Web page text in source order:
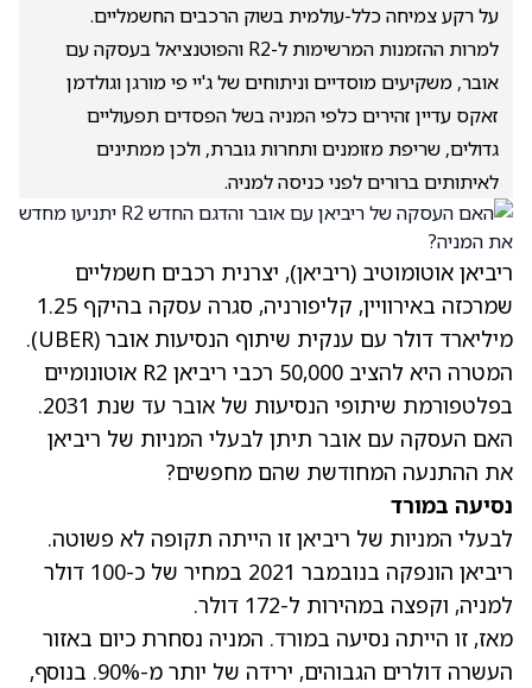
על רקע צמיחה כלל-עולמית בשוק הרכבים החשמליים.
למרות ההזמנות המרשימות ל-R2 והפוטנציאל בעסקה עם
אובר, משקיעים מוסדיים וניתוחים של ג'יי פי מורגן וגולדמן
זאקס עדיין זהירים כלפי המניה בשל הפסדים תפעוליים
גדולים, שריפת מזומנים ותחרות גוברת, ולכן ממתינים
לאיתותים ברורים לפני כניסה למניה.
ריביאן אוטומוטיב (ריביאן), יצרנית רכבים חשמליים
שמרכזה באירוויין, קליפורניה, סגרה עסקה בהיקף 1.25
מיליארד דולר עם ענקית שיתוף הנסיעות אובר (UBER)
.
המטרה היא להציב 50,000 רכבי ריביאן R2 אוטונומיים
בפלטפורמת שיתופי הנסיעות של אובר עד שנת 2031.
האם העסקה עם אובר תיתן לבעלי המניות של ריביאן
את ההתנעה המחודשת שהם מחפשים?
נסיעה במורד
לבעלי המניות של ריביאן זו הייתה תקופה לא פשוטה.
ריביאן הונפקה בנובמבר 2021 במחיר של כ-100 דולר
למניה, וקפצה במהירות ל-172 דולר.
מאז, זו הייתה נסיעה במורד. המניה נסחרת כיום באזור
העשרה דולרים הגבוהים, ירידה של יותר מ-90%. בנוסף,